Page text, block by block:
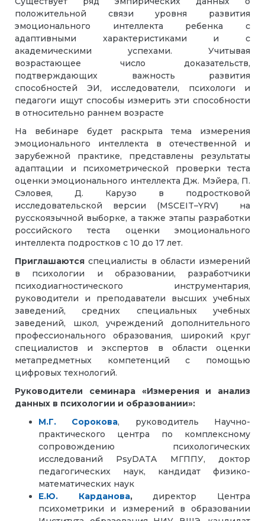
положительной связи уровня развития
эмоционального интеллекта ребенка с
адаптивными характеристиками и с
академическими успехами. Учитывая
возрастающее число доказательств,
подтверждающих важность развития
способностей ЭИ, исследователи, психологи и
педагоги ищут способы измерить эти способности
в относительно раннем возрасте
На вебинаре будет раскрыта тема измерения
эмоционального интеллекта в отечественной и
зарубежной практике, представлены результаты
адаптации и психометрической проверки теста
оценкиэмоционального интеллекта Дж. Мэйера, П.
Сэловея, Д. Карузо в подростковой
исследовательской версии (MSCEIT–YRV)
на
русскоязычной выборке, а также этапы разработки
российского теста оценки эмоционального
интеллекта подростков с 10 до 17 лет.
Приглашаются специалисты в области измерений
в психологии и образовании, разработчики
психодиагностического инструментария,
руководители и преподаватели высших учебных
заведений, средних специальных учебных
заведений, школ, учреждений дополнительного
профессионального образования, широкий круг
специалистов и экспертов в области оценки
метапредметных компетенций с помощью
цифровых технологий.
Руководители семинара «Измерения и анализ
данных в психологии и образовании»:
М.Г.
Сорокова, руководитель Научно-
практического центра по комплексному
сопровождению психологических
исследований PsyDATA МГППУ, доктор
педагогических наук, кандидат физико-
математических наук
Е.Ю.
Карданова,директор Центра
психометрики и измерений в образовании